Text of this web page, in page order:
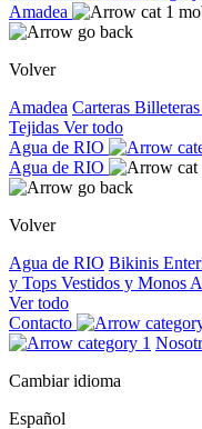
Amadea
Volver
Amadea Carteras Billeteras
Tejidas Ver todo
Agua de RIO
Agua de RIO
Volver
Agua de RIO Bikinis
y Tops Vestidos y Monos
Ver todo
Contacto
Cambiar idioma
Español